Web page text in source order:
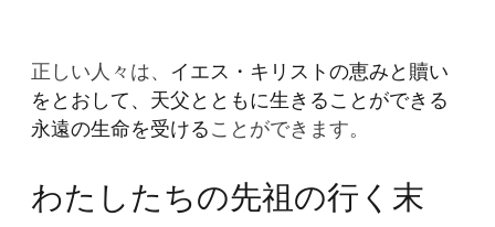
正しい人々は、 イエス・キリストの恵みと贖い
をとおして、天父とともに生きることができる
永遠の生命を受ける ことができます。
わたしたちの先祖の行く末